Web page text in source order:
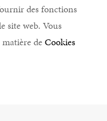
des fonctions
site web. Vous
deCookies